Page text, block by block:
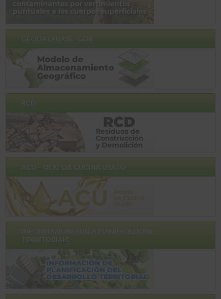
GEODATABASE -GDB
RCD
ACU – OLIO DA CUCINA USATO
TERRITORIALE